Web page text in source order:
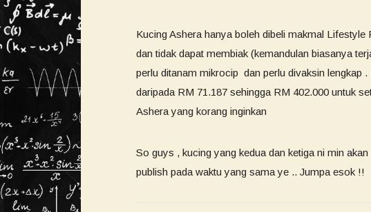
Kucing Ashera hanya boleh dibeli makmal
dan tidak dapat membiak (kemandulan biasanya
perlu ditanam mikrocip dan perlu divaksin lengkap
daripada RM 71.187 sehingga RM 402.000 untuk
Ashera yang korang inginkan
So guys , kucing yang kedua dan ketiga ni min
publish pada waktu yang sama ye .. Jumpa esok !!